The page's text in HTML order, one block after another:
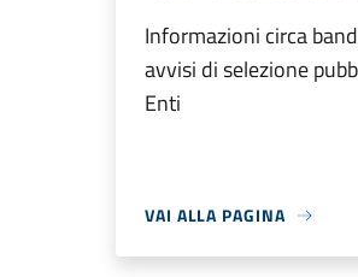
Informazioni circa
avvisi di selezione
Enti
VAI ALLA PAGINA